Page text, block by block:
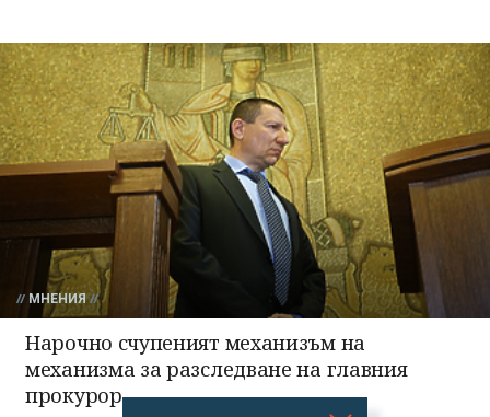
МНЕНИЯ
Нарочно счупеният механизъм на
механизма за разследване на главния
прокурор